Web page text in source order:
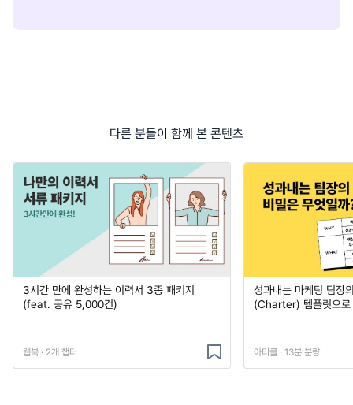
다른 분들이 함께 본 콘텐츠
3시간 만에 완성하는 이력서 3종 패키지
(feat. 공유 5,000건)
웹북 · 2개 챕터
성과내는 마케팅 팀장
(Charter) 템플릿으로
아티클 · 13분 분량